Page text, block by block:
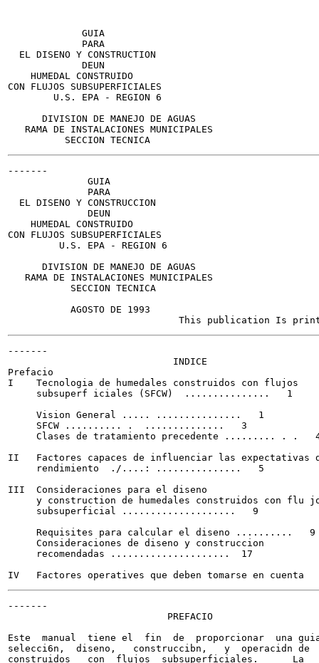
             GUIA
             PARA
  EL DISENO Y CONSTRUCTION
             DEUN
    HUMEDAL CONSTRUIDO
CON FLUJOS SUBSUPERFICIALES
        U.S. EPA - REGION 6
      DIVISION DE MANEJO DE AGUAS
   RAMA DE INSTALACIONES MUNICIPALES
-------
              GUIA
              PARA
  EL DISENO Y CONSTRUCCION
              DEUN
    HUMEDAL CONSTRUIDO
CON FLUJOS SUBSUPERFICIALES
         U.S. EPA - REGION 6
      DIVISION DE MANEJO DE AGUAS
   RAMA DE INSTALACIONES MUNICIPALES
           SECCION TECNICA
           AGOSTO DE 1993
-------
                             INDICE
Prefacio
I    Tecnologia de humedales construidos con flujos
     subsuperf iciales (SFCW)  ...............   1
     Vision General ..... ...............   1
     SFCW .......... .  ..............   3
Clases de tratamiento precedente ......... . .
II   Factores capaces de influenciar las expectativas
     rendimiento  ./....: ...............   5
III  Consideraciones para el diseno
y construction de humedales construidos con flu
     subsuperficial ....................   9
     Requisites para calcular el diseno ..........   9
     Consideraciones de diseno y construccion
     recomendadas .....................  17
-------
                            PREFACIO
Este  manual  tiene el  fin  de  proporcionar  una
selecci6n,  diseno,   construccibn,   y  operacidn de
construidos   con  flujos  subsuperficiales.      La